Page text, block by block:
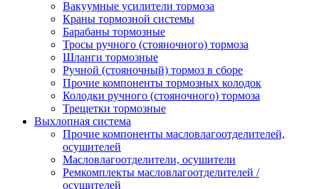
Вакуумные усилители тормоза
Краны тормозной системы
Барабаны тормозные
Тросы ручного (стояночного) тормоза
Шланги тормозные
Ручной (стояночный) тормоз в сборе
Прочие компоненты тормозных колодок
Колодки ручного (стояночного) тормоза
Трещетки тормозные
Выхлопная система
Прочие компоненты масловлагоотделителей,
осушителей
Масловлагоотделители, осушители
Ремкомплекты масловлагоотделителей /
осушителей